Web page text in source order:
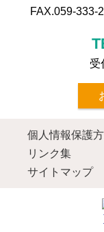
FAX.059-333-
受
個人情報保護
リンク集
サイトマップ